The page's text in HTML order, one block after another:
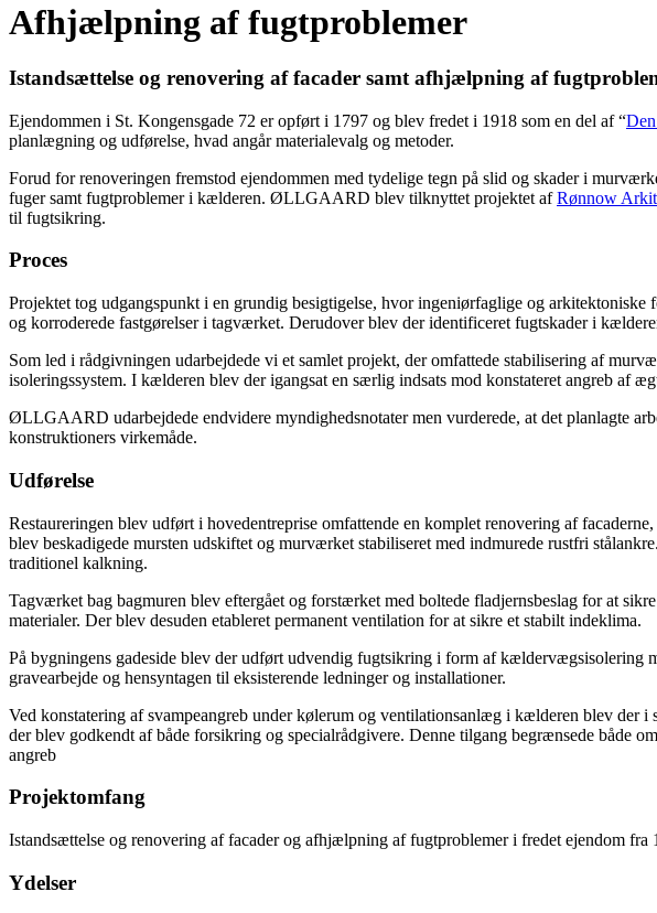
Afhjælpning af fugtproblemer
Istandsættelse og renovering af facader samt afhjælpning af
Ejendommen i St. Kongensgade 72 er opført i 1797 og blev fredet i 1918 som en del af “
planlægning og udførelse, hvad angår materialevalg og metoder.
Forud for renoveringen fremstod ejendommen med tydelige tegn på slid og skader i
fuger samt fugtproblemer i kælderen. ØLLGAARD blev tilknyttet projektet afRønnow
til fugtsikring.
Proces
Projektet tog udgangspunkt i en grundig besigtigelse, hvor ingeniørfaglige og
og korroderede fastgørelser i tagværket. Derudover blev der identificeret fugtskader i
Som led i rådgivningen udarbejdede vi et samlet projekt, der omfattede stabilisering af
isoleringssystem. I kælderen blev der igangsat en særlig indsats mod konstateret angreb af
ØLLGAARD udarbejdede endvidere myndighedsnotater men vurderede, at det planlagte
konstruktioners virkemåde.
Udførelse
Restaureringen blev udført i hovedentreprise omfattende en komplet renovering af
blev beskadigede mursten udskiftet og murværket stabiliseret med indmurede rustfri
traditionel kalkning.
Tagværket bag bagmuren blev eftergået og forstærket med boltede fladjernsbeslag for at
materialer. Der blev desuden etableret permanent ventilation for at sikre et stabilt indeklima.
På bygningens gadeside blev der udført udvendig fugtsikring i form af kældervægsisolering
gravearbejde og hensyntagen til eksisterende ledninger og installationer.
Ved konstatering af svampeangreb under kølerum og ventilationsanlæg i kælderen blev der
der blev godkendt af både forsikring og specialrådgivere. Denne tilgang begrænsede både
angreb
Projektomfang
Istandsættelse og renovering af facader og afhjælpning af fugtproblemer i fredet ejendom fra
Ydelser